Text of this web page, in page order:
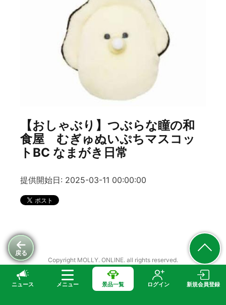
ニュース メニュー 景品一覧 ログイン 新規会員登録
戻る
【おしゃぶり】つぶらな瞳の和
食屋 むぎゅぬいぷちマスコッ
トBC なまがき日常
提供開始日: 2025-03-11 00:00:00
Copyright MOLLY. ONLINE. all rights reserved.